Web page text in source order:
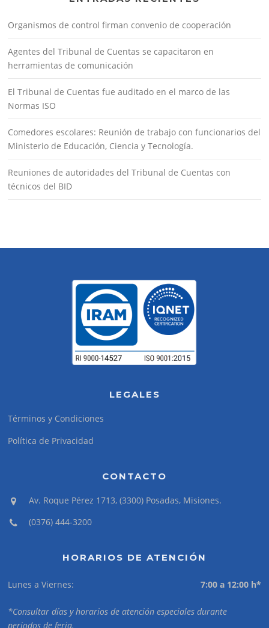
Organismos de control firman convenio de cooperación
Agentes del Tribunal de Cuentas se capacitaron en
herramientas de comunicación
El Tribunal de Cuentas fue auditado en el marco de las
Normas ISO
Comedores escolares: Reunión de trabajo con funcionarios del
Ministerio de Educación, Ciencia y Tecnología.
Reuniones de autoridades del Tribunal de Cuentas con
técnicos del BID
LEGALES
Términos y Condiciones
Política de Privacidad
CONTACTO
Av. Roque Pérez 1713, (3300) Posadas, Misiones.
(0376) 444-3200
HORARIOS DE ATENCIÓN
Lunes a Viernes: 7:00 a 12:00 h*
*Consultar días y horarios de atención especiales durante
periodos de feria.